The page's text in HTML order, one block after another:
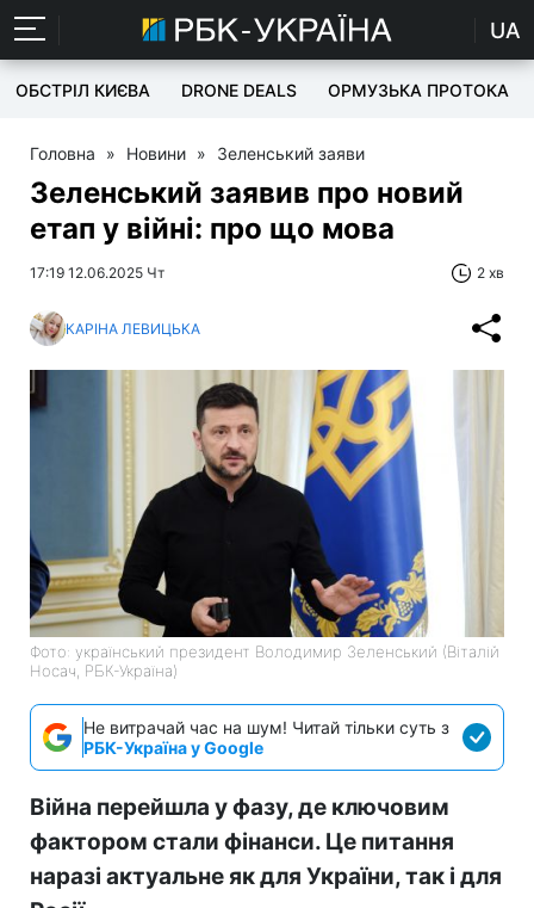
UA
ОБСТРІЛ КИЄВА DRONE DEALS ОРМУЗЬКА ПРОТОКА
Головна » Новини » Зеленський заяви
Зеленський заявив про новий
етап у війні: про що мова
17:19 12.06.2025 Чт 2 хв
КАРІНА ЛЕВИЦЬКА
Фото: український президент Володимир Зеленський (Віталій
Носач, РБК-Україна)
Не витрачай час на шум! Читай тільки суть з
РБК-Україна у Google
Війна перейшла у фазу, де ключовим
фактором стали фінанси. Це питання
наразі актуальне як для України, так і для